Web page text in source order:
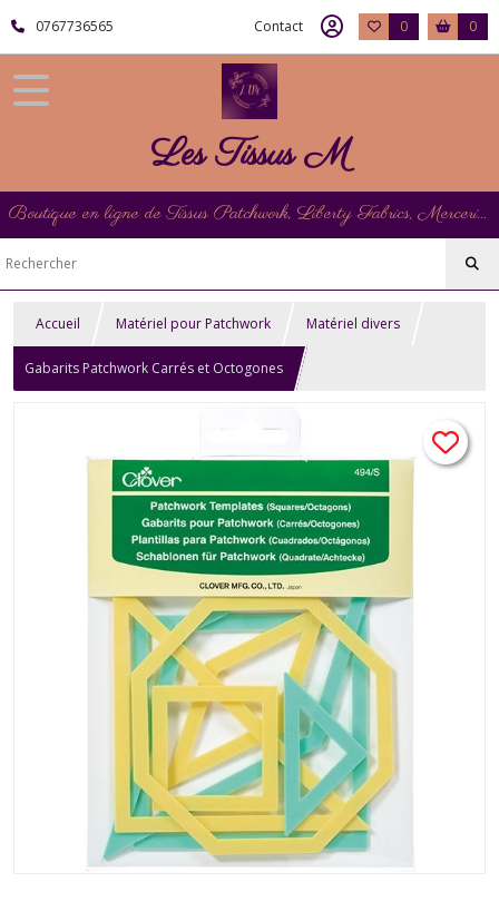
0767736565 Contact 0 0
Les Tissus M
Boutique en ligne de Tissus Patchwork, Liberty Fabrics, Mercerie et Matériel de Point de Croix
Accueil Matériel pour Patchwork Matériel divers
Gabarits Patchwork Carrés et Octogones